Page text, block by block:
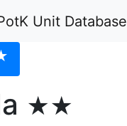
Unit Database
★★